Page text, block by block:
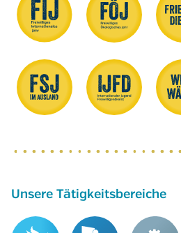
Unsere Tätigkeitsbereiche